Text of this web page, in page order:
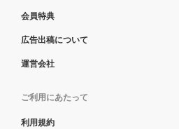
会員特典
広告出稿について
運営会社
ご利用にあたって
利用規約